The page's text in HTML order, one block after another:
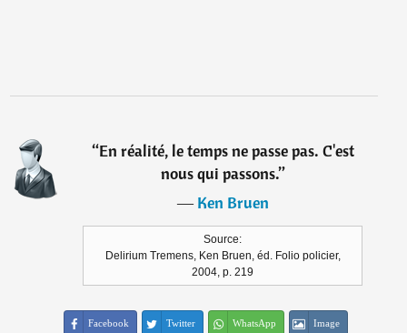
“En réalité, le temps ne passe pas. C'est
nous qui passons.”
―Ken Bruen
Source:
Delirium Tremens, Ken Bruen, éd. Folio policier,
2004, p. 219
Facebook Twitter WhatsApp Image